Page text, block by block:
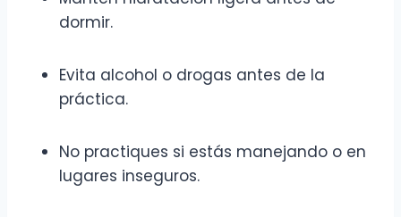
dormir.
Evita alcohol o drogas antes de la
práctica.
No practiques si estás manejando o en
lugares inseguros.